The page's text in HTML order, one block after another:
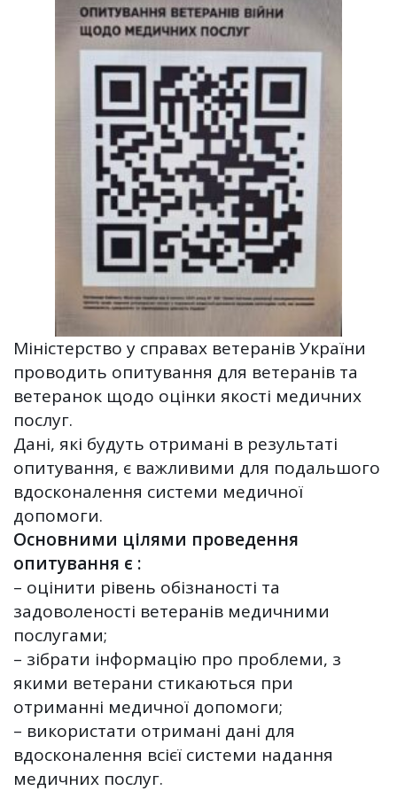
Міністерство у справах ветеранів України
проводить опитування для ветеранів та
ветеранок щодо оцінки якості медичних
послуг.
Дані, які будуть отримані в результаті
опитування, є важливими для подальшого
вдосконалення системи медичної
допомоги.
Основними цілями проведення
опитування є :
– оцінити рівень обізнаності та
задоволеності ветеранів медичними
послугами;
– зібрати інформацію про проблеми, з
якими ветерани стикаються при
отриманні медичної допомоги;
– використати отримані дані для
вдосконалення всієї системи надання
медичних послуг.